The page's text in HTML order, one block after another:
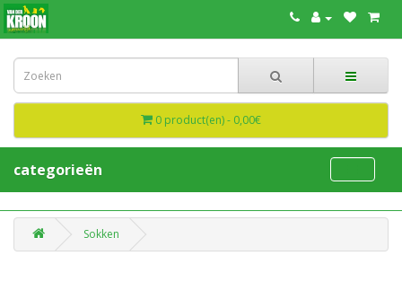
0 product(en) - 0,00€
categorieën
Sokken